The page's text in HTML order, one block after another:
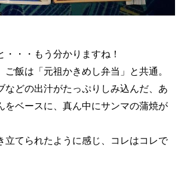
・・もう分かりますね！
ご飯は「元祖かきめし弁当」と共通。
などの出汁がたっぷりしみ込んだ、あ
をベースに、真ん中にサンマの蒲焼が
立てられたように感じ、コレはコレで